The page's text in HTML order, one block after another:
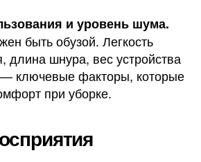
и уровень шума.
быть обузой. Легкость
длина шнура, вес устройства
ключевые факторы, которые
при уборке.